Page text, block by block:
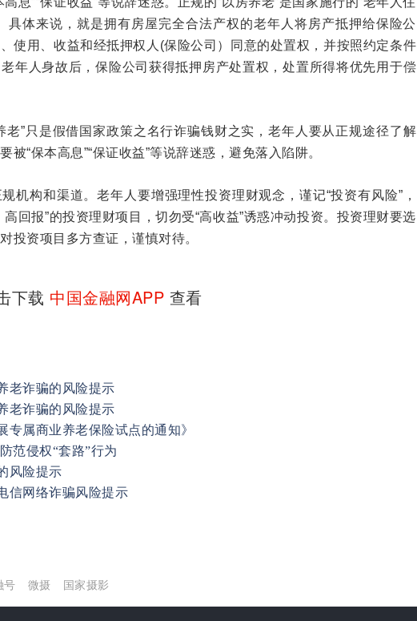
具体来说，就是拥有房屋完全合法产权的老年人将房产抵押给保险公
使用、收益和经抵押权人(保险公司）同意的处置权，并按照约定条件
年人身故后，保险公司获得抵押房产处置权，处置所得将优先用于偿
老”只是假借国家政策之名行诈骗钱财之实，老年人要从正规途径了解
被“保本高息”“保证收益”等说辞迷惑，避免落入陷阱。
机构和渠道。老年人要增强理性投资理财观念，谨记“投资有风险”，
回报”的投资理财项目，切勿受“高收益”诱惑冲动投资。投资理财要选
投资项目多方查证，谨慎对待。
下载 中国金融网APP 查看
老诈骗的风险提示
老诈骗的风险提示
专属商业养老保险试点的通知》
范侵权“套路”行为
风险提示
信网络诈骗风险提示
号 微摄 国家摄影